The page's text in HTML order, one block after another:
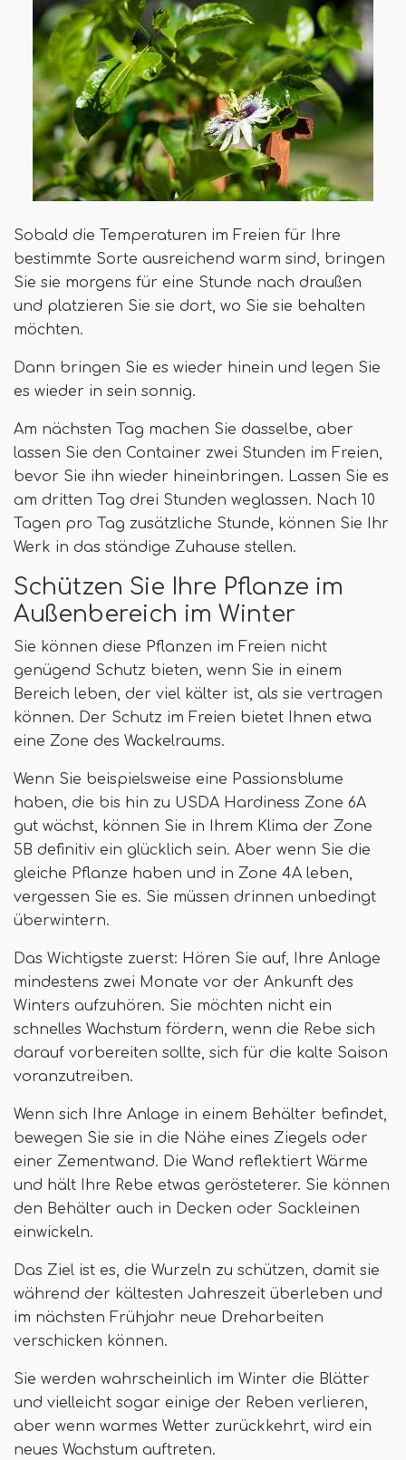
Sobald die Temperaturen im Freien für Ihre
bestimmte Sorte ausreichend warm sind, bringen
Sie sie morgens für eine Stunde nach draußen
und platzieren Sie sie dort, wo Sie sie behalten
möchten.
Dann bringen Sie es wieder hinein und legen Sie
es wieder in sein sonnig.
Am nächsten Tag machen Sie dasselbe, aber
lassen Sie den Container zwei Stunden im Freien,
bevor Sie ihn wieder hineinbringen. Lassen Sie es
am dritten Tag drei Stunden weglassen. Nach 10
Tagen pro Tag zusätzliche Stunde, können Sie Ihr
Werk in das ständige Zuhause stellen.
Schützen Sie Ihre Pflanze im
Außenbereich im Winter
Sie können diese Pflanzen im Freien nicht
genügend Schutz bieten, wenn Sie in einem
Bereich leben, der viel kälter ist, als sie vertragen
können. Der Schutz im Freien bietet Ihnen etwa
eine Zone des Wackelraums.
Wenn Sie beispielsweise eine Passionsblume
haben, die bis hin zu USDA Hardiness Zone 6A
gut wächst, können Sie in Ihrem Klima der Zone
5B definitiv ein glücklich sein. Aber wenn Sie die
gleiche Pflanze haben und in Zone 4A leben,
vergessen Sie es. Sie müssen drinnen unbedingt
überwintern.
Das Wichtigste zuerst: Hören Sie auf, Ihre Anlage
mindestens zwei Monate vor der Ankunft des
Winters aufzuhören. Sie möchten nicht ein
schnelles Wachstum fördern, wenn die Rebe sich
darauf vorbereiten sollte, sich für die kalte Saison
voranzutreiben.
Wenn sich Ihre Anlage in einem Behälter befindet,
bewegen Sie sie in die Nähe eines Ziegels oder
einer Zementwand. Die Wand reflektiert Wärme
und hält Ihre Rebe etwas gerösteterer. Sie können
den Behälter auch in Decken oder Sackleinen
einwickeln.
Das Ziel ist es, die Wurzeln zu schützen, damit sie
während der kältesten Jahreszeit überleben und
im nächsten Frühjahr neue Dreharbeiten
verschicken können.
Sie werden wahrscheinlich im Winter die Blätter
und vielleicht sogar einige der Reben verlieren,
aber wenn warmes Wetter zurückkehrt, wird ein
neues Wachstum auftreten.